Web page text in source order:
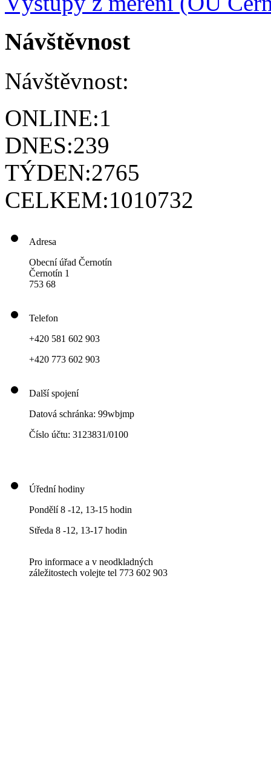
Návštěvnost
Návštěvnost:
ONLINE:1
DNES:239
TÝDEN:2765
CELKEM:1010732
Adresa
Obecní úřad Černotín
Černotín 1
753 68
Telefon
+420 581 602 903
+420 773 602 903
Další spojení
Datová schránka: 99wbjmp
Číslo účtu: 3123831/0100
Úřední hodiny
Pondělí 8 -12, 13-15 hodin
Středa 8 -12, 13-17 hodin
Pro informace a v neodkladných
záležitostech volejte tel 773 602 903